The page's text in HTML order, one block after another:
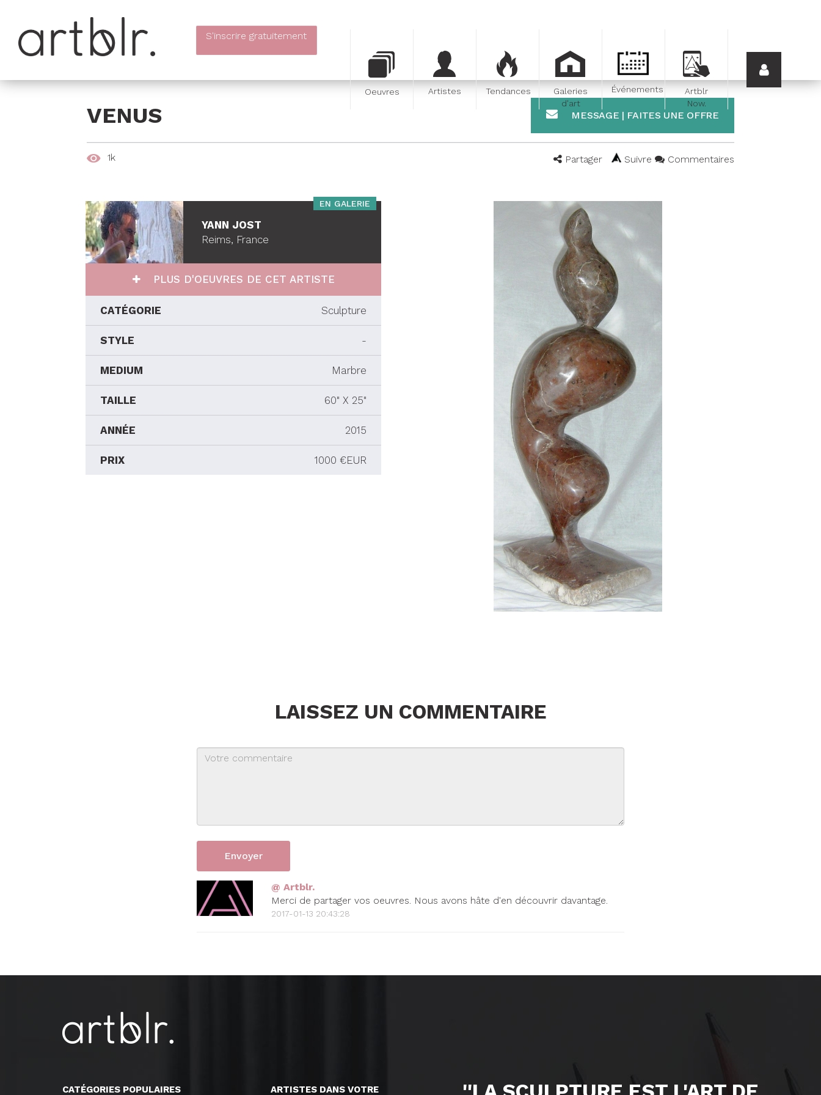
S'inscrire gratuitement
Oeuvres Artistes Tendances
Galeries
d'art
Événements
Artblr
Now.
VENUS MESSAGE | FAITES UNE OFFRE
1k Partager Suivre Commentaires
YANN JOST
Reims, France
EN GALERIE
PLUS D'OEUVRES DE CET ARTISTE
CATÉGORIE Sculpture
STYLE -
MEDIUM Marbre
TAILLE 60" X 25"
ANNÉE 2015
PRIX 1000 €EUR
LAISSEZ UN COMMENTAIRE
@ Artblr.
Merci de partager vos oeuvres. Nous avons hâte d'en découvrir davantage.
2017-01-13 20:43:28
CATÉGORIES POPULAIRES ARTISTES DANS VOTRE